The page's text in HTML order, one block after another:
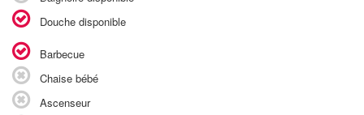
Douche disponible
Barbecue
Chaise bébé
Ascenseur